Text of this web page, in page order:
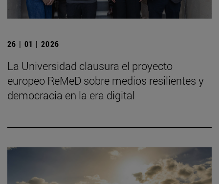
26 | 01 | 2026
La Universidad clausura el proyecto
europeo ReMeD sobre medios resilientes y
democracia en la era digital